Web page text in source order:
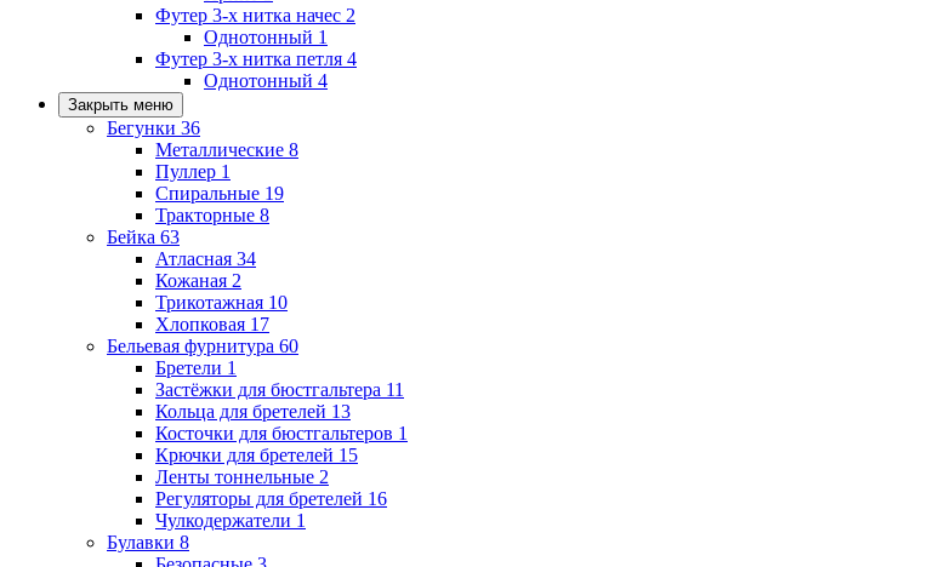
Футер 3-х нитка начес 2
Однотонный 1
Футер 3-х нитка петля 4
Однотонный 4
Закрыть меню
Бегунки 36
Металлические 8
Пуллер 1
Спиральные 19
Тракторные 8
Бейка 63
Атласная 34
Кожаная 2
Трикотажная 10
Хлопковая 17
Бельевая фурнитура 60
Бретели 1
Застёжки для бюстгальтера 11
Кольца для бретелей 13
Косточки для бюстгальтеров 1
Крючки для бретелей 15
Ленты тоннельные 2
Регуляторы для бретелей 16
Чулкодержатели 1
Булавки 8